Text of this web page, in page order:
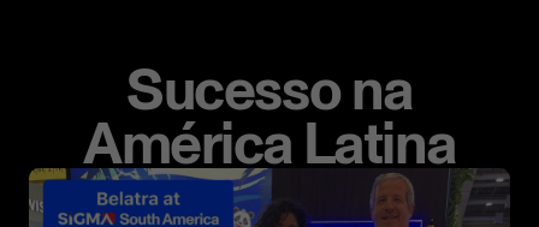
Sucesso na
América Latina